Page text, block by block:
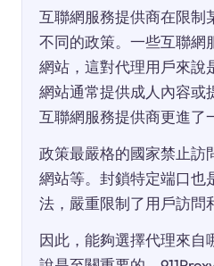
互聯網服務提供商在限制
不同的政策。一些互聯網
網站，這對代理用戶來說
網站通常提供成人內容或
互聯網服務提供商更進了
政策最嚴格的國家禁止訪
網站等。封鎖特定端口也
法，嚴重限制了用戶訪問
因此，能夠選擇代理來自